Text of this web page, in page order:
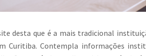
desta que é a mais tradicional
Curitiba. Contempla informações